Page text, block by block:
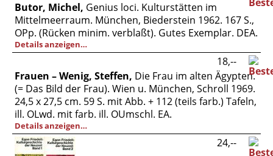
Widerrufsbelehrung
Datenschutz
Impressum
Butor, Michel, Genius loci. Kulturstätten im
Mittelmeerraum. München, Biederstein 1962. 167 S.,
OPp. (Rücken minim. verblaßt). Gutes Exemplar. DEA.
Details anzeigen…
Frauen – Wenig, Steffen, Die Frau im alten Ägypten.
(= Das Bild der Frau). Wien u. München, Schroll 1969.
24,5 x 27,5 cm. 59 S. mit Abb. + 112 (teils farb.) Tafeln,
ill. OLwd. mit farb. ill. OUmschl. EA.
Details anzeigen…
18,--
24,--